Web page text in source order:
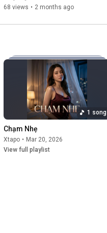
68 views • 2 months ago
1 song
Chạm Nhẹ
Xtapo • Mar 20, 2026
View full playlist